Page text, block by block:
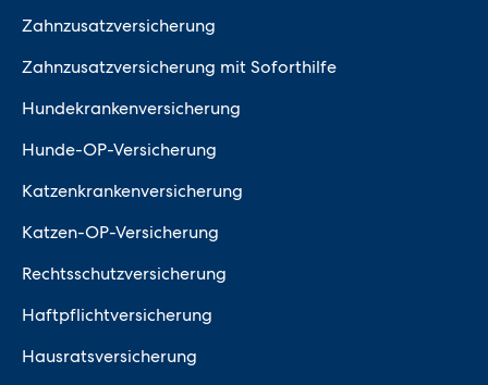
Zahnzusatzversicherung
Zahnzusatzversicherung mit Soforthilfe
Hundekrankenversicherung
Hunde-OP-Versicherung
Katzenkrankenversicherung
Katzen-OP-Versicherung
Rechtsschutzversicherung
Haftpflichtversicherung
Hausratsversicherung